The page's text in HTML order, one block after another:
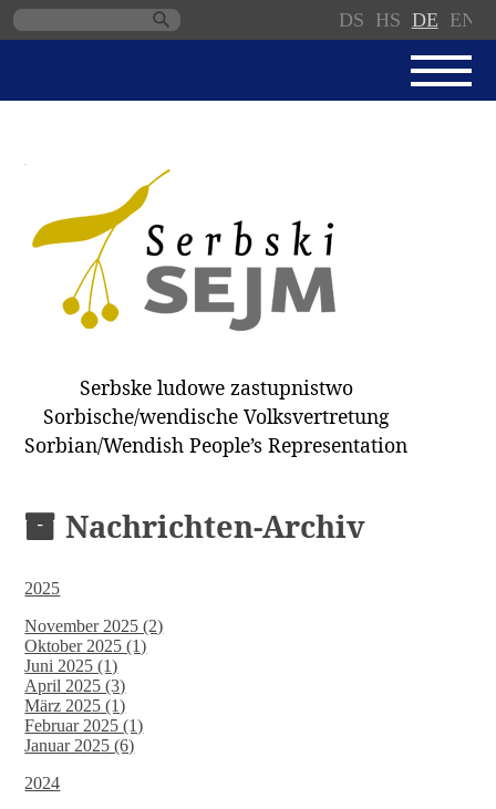
DS HS DE EN
SERBSKI SEJM
GESCHÄFTSORDNUNG
PROTOKOLLE / BESCHLÜSSE
SPENDEN
ABGEORDNETE
AUSSCHÜSSE
Serbske ludowe zastupnistwo
Sorbische/wendische Volksvertretung
Sorbian/Wendish People’s Representation
Nachrichten-Archiv
2025
November 2025 (2)
Oktober 2025 (1)
Juni 2025 (1)
April 2025 (3)
März 2025 (1)
Februar 2025 (1)
Januar 2025 (6)
2024